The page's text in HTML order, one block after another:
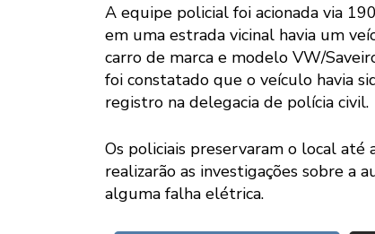
A equipe policial foi acionada via
em uma estrada vicinal havia um
carro de marca e modelo VW/
foi constatado que o veículo havia
registro na delegacia de polícia civil.
Os policiais preservaram o local
realizarão as investigações sobre a
alguma falha elétrica.